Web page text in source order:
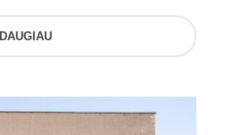
DAUGIAU